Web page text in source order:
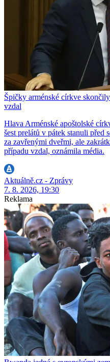
Špičky arménské církve
vzdal
Hlava Arménské apoštolské
šest prelátů v pátek stanuli před
za zavřenými dveřmi, ale
případu vzdal, oznámila média.
Aktuálně.cz - Zprávy
7. 8. 2026, 19:30
Reklama